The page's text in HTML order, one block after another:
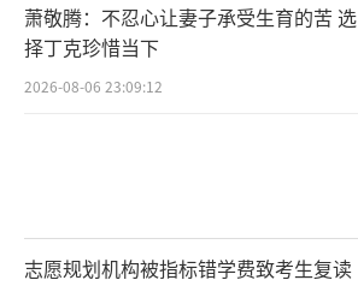
萧敬腾：不忍心让妻子承受生育的苦 选
择丁克珍惜当下
2026-08-06 23:09:12
志愿规划机构被指标错学费致考生复读